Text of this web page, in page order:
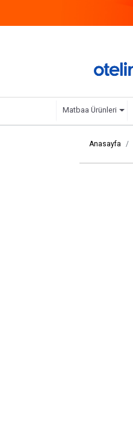
Matbaa Ürünleri
Anasayfa